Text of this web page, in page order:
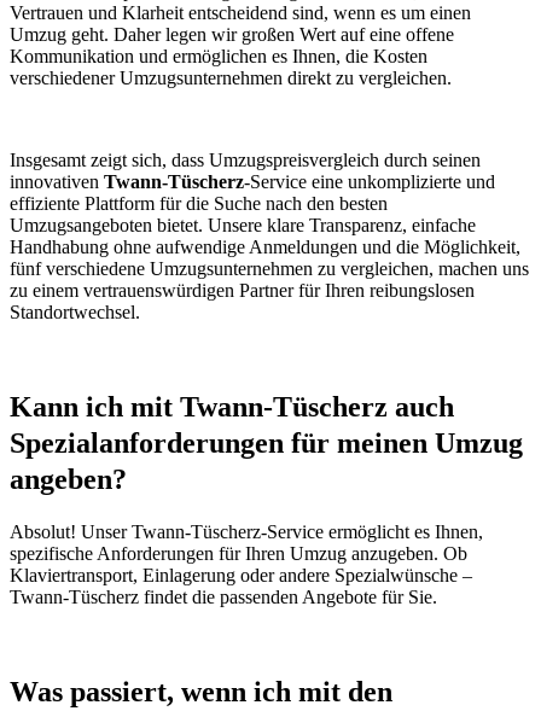
Vertrauen und Klarheit entscheidend sind, wenn es um einen
Umzug geht. Daher legen wir großen Wert auf eine offene
Kommunikation und ermöglichen es Ihnen, die Kosten
verschiedener Umzugsunternehmen direkt zu vergleichen.
Insgesamt zeigt sich, dass Umzugspreisvergleich durch seinen
innovativen Twann-Tüscherz-Service eine unkomplizierte und
effiziente Plattform für die Suche nach den besten
Umzugsangeboten bietet. Unsere klare Transparenz, einfache
Handhabung ohne aufwendige Anmeldungen und die Möglichkeit,
fünf verschiedene Umzugsunternehmen zu vergleichen, machen uns
zu einem vertrauenswürdigen Partner für Ihren reibungslosen
Standortwechsel.
Kann ich mit Twann-Tüscherz auch
Spezialanforderungen für meinen Umzug
angeben?
Absolut! Unser Twann-Tüscherz-Service ermöglicht es Ihnen,
spezifische Anforderungen für Ihren Umzug anzugeben. Ob
Klaviertransport, Einlagerung oder andere Spezialwünsche –
Twann-Tüscherz findet die passenden Angebote für Sie.
Was passiert, wenn ich mit den